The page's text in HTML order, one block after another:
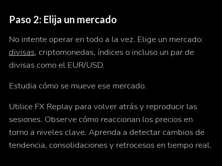
Paso 2: Elija un mercado
No intente operar en todo a la vez. Elige un mercado:
divisas, criptomonedas, índices o incluso un par de
divisas como el EUR/USD.
Estudia cómo se mueve ese mercado.
Utilice FX Replay para volver atrás y reproducir las
sesiones. Observe cómo reaccionan los precios en
torno a niveles clave. Aprenda a detectar cambios de
tendencia, consolidaciones y retrocesos en tiempo real.